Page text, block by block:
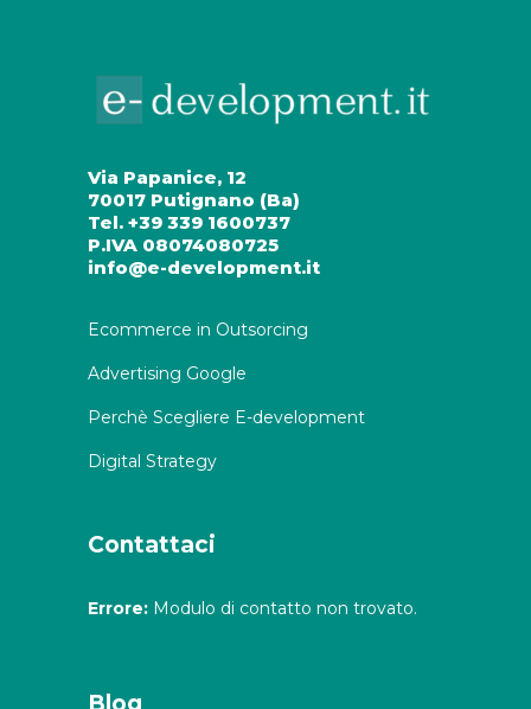
Via Papanice, 12
70017 Putignano (Ba)
Tel. +39 339 1600737
P.IVA 08074080725
info@e-development.it
Ecommerce in Outsorcing
Advertising Google
Perchè Scegliere E-development
Digital Strategy
Contattaci
Errore: Modulo di contatto non trovato.